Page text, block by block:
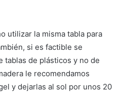
utilizar la misma tabla para
si es factible se
tablas de plásticos y no de
le recomendamos
y dejarlas al sol por unos 20